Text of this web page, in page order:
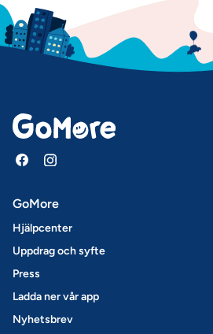
GoMore
Hjälpcenter
Uppdrag och syfte
Press
Ladda ner vår app
Nyhetsbrev